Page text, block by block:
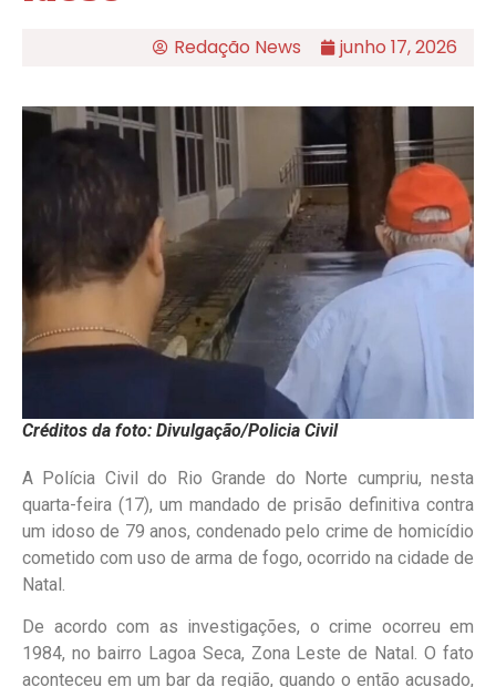
Redação News junho 17, 2026
Créditos da foto: Divulgação/Policia Civil
A Polícia Civil do Rio Grande do Norte cumpriu, nesta
quarta-feira (17), um mandado de prisão definitiva contra
um idoso de 79 anos, condenado pelo crime de homicídio
cometido com uso de arma de fogo, ocorrido na cidade de
Natal.
De acordo com as investigações, o crime ocorreu em
1984, no bairro Lagoa Seca, Zona Leste de Natal. O fato
aconteceu em um bar da região, quando o então acusado,